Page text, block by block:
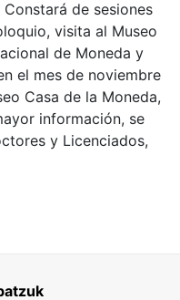
de sesiones
visita al Museo
de Moneda y
el mes de noviembre
Casa de la Moneda,
información, se
y Licenciados,